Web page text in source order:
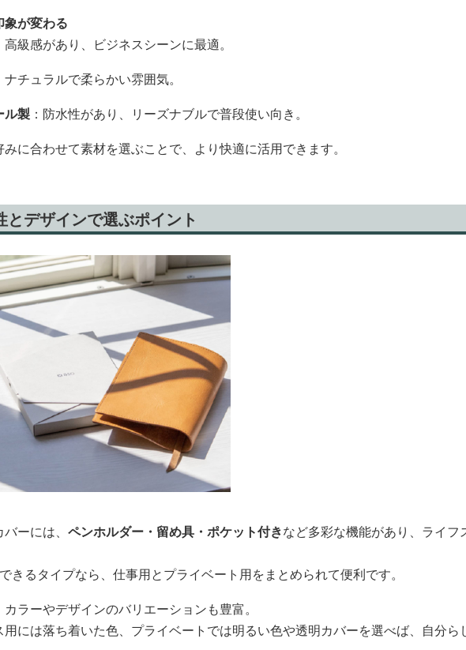
象が変わる
高級感があり、ビジネスシーンに最適。
ナチュラルで柔らかい雰囲気。
ル製 ：防水性があり、リーズナブルで普段使い向き。
みに合わせて素材を選ぶことで、より快適に活用できます。
とデザインで選ぶポイント
ーには、 ペンホルダー・留め具・ポケット付きなど多彩な機能があり、ライフ
きるタイプなら、仕事用とプライベート用をまとめられて便利です。
カラーやデザインのバリエーションも豊富。
用には落ち着いた色、プライベートでは明るい色や透明カバーを選べば、自分ら